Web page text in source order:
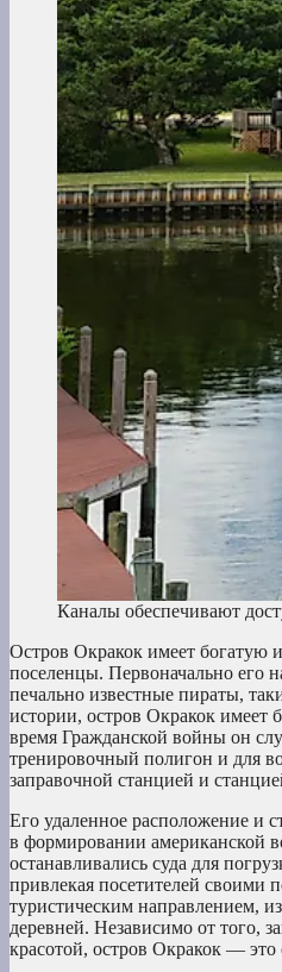
Каналы обеспечивают
Остров Окракок имеет богатую
поселенцы. Первоначально его
печально известные пираты,
истории, остров Окракок
время Гражданской войны он
тренировочный полигон и для
заправочной станцией и
Его удаленное расположение и
в формировании американской
останавливались суда для
привлекая посетителей своими
туристическим направлением,
деревней. Независимо от того,
красотой, остров Окракок — это